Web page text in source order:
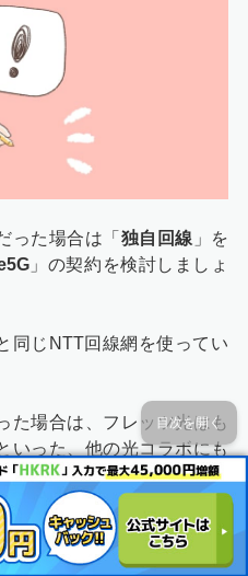
った場合は「 独自回線 」を
」の契約を検討しましょ
同じNTT回線網を使ってい
た場合は、フレッツ光はも
いった、他の光コラボにも
を使っている 独自回線系の
があります。
目次を開く